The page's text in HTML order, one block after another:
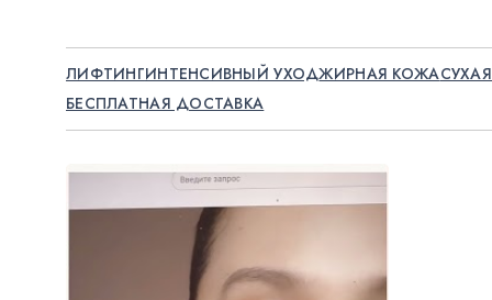
ЛИФТИНГИНТЕНСИВНЫЙ УХОДЖИРНАЯ КОЖА
БЕСПЛАТНАЯ ДОСТАВКА